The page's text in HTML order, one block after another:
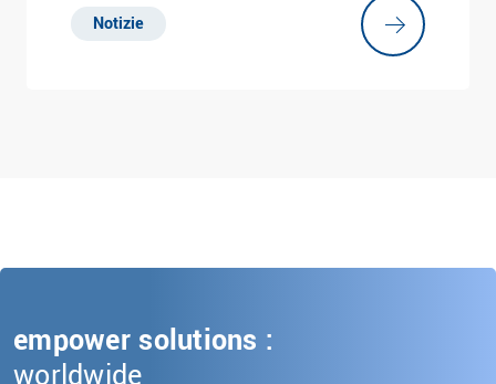
Notizie
empower solutions :